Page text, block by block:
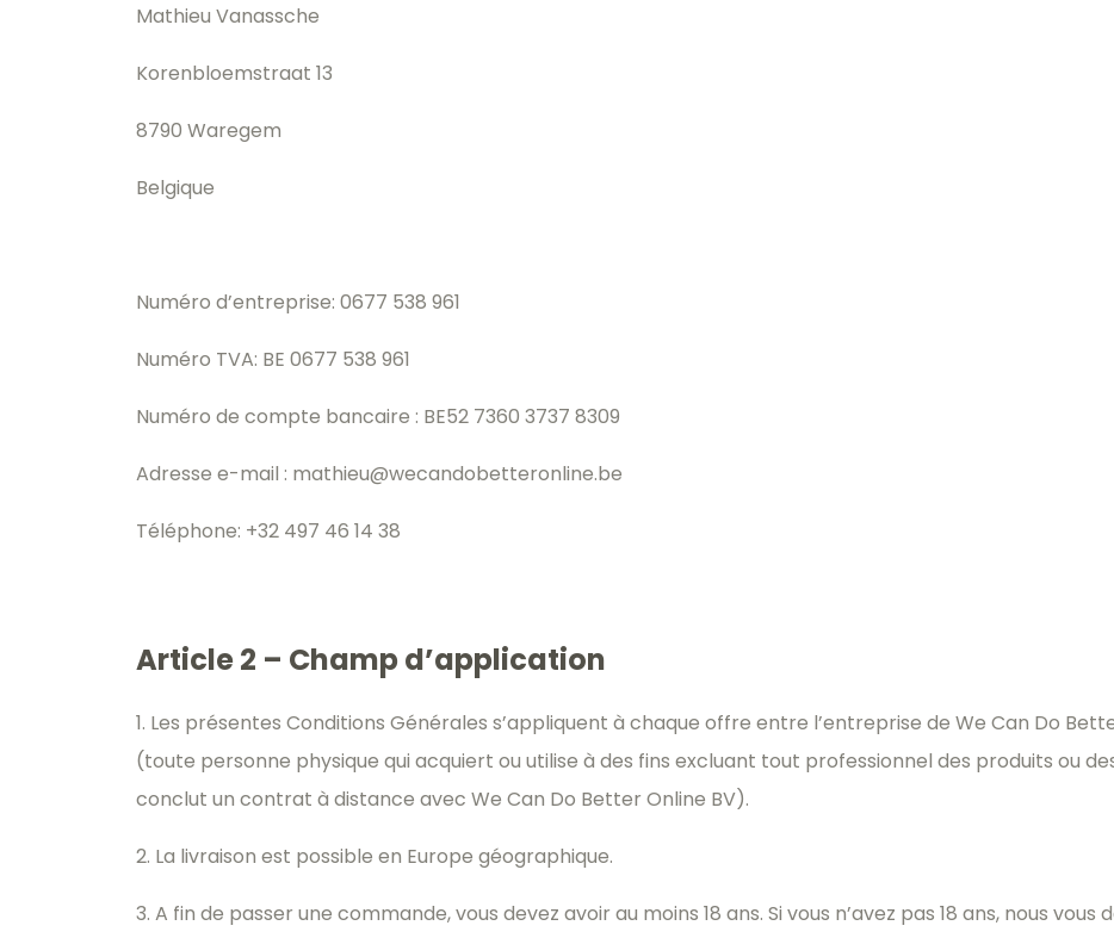
Mathieu Vanassche
Korenbloemstraat 13
8790 Waregem
Belgique
Numéro d’entreprise: 0677 538 961
Numéro TVA: BE 0677 538 961
Numéro de compte bancaire : BE52 7360 3737 8309
Adresse e-mail : mathieu@wecandobetteronline.be
Téléphone: +32 497 46 14 38
Article 2 – Champ d’application
1. Les présentes Conditions Générales s’appliquent à chaque offre entre l’entreprise de We Can Do
(toute personne physique qui acquiert ou utilise à des fins excluant tout professionnel des produits ou
conclut un contrat à distance avec We Can Do Better Online BV).
2. La livraison est possible en Europe géographique.
3. A fin de passer une commande, vous devez avoir au moins 18 ans. Si vous n’avez pas 18 ans, nous